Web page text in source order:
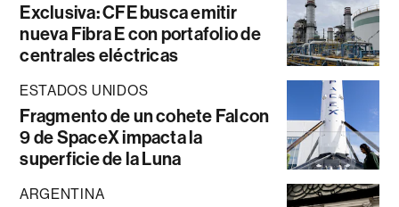
Exclusiva: CFE busca emitir
nueva Fibra E con portafolio de
centrales eléctricas
ESTADOS UNIDOS
Fragmento de un cohete Falcon
9 de SpaceX impacta la
superficie de la Luna
ARGENTINA